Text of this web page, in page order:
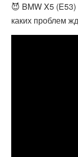
😈 BMW X5 (E53)
каких проблем